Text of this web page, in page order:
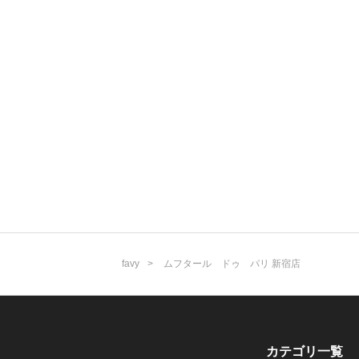
favy ムフタール ドゥ パリ 新宿店
カテゴリ一覧